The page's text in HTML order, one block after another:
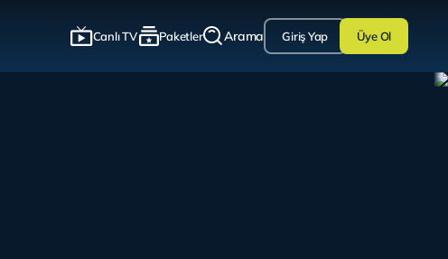
Canlı TV Paketler Arama Giriş Yap Üye Ol